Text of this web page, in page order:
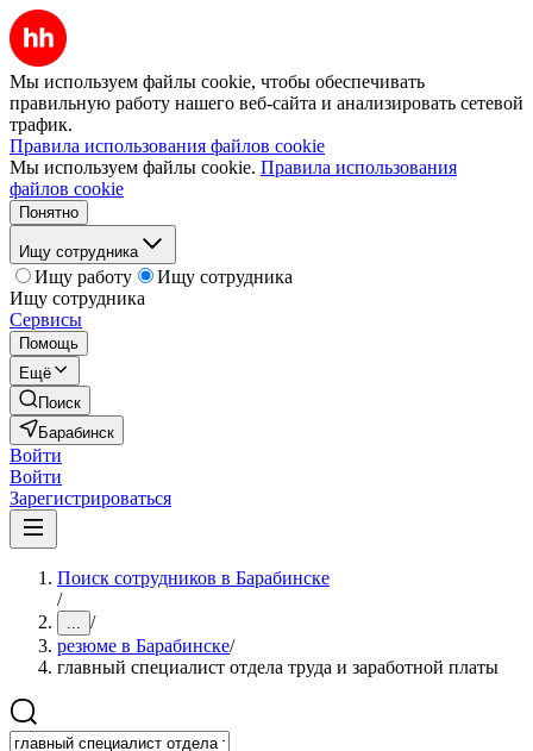
Мы используем файлы cookie, чтобы обеспечивать
правильную работу нашего веб-сайта и анализировать сетевой
трафик.
Правила использования файлов cookie
Мы используем файлы cookie. Правила использования
файлов cookie
Понятно
Ищу сотрудника
Ищу работу
Ищу сотрудника
Ищу сотрудника
Сервисы
Помощь
Ещё
Поиск
Барабинск
Войти
Войти
Зарегистрироваться
Поиск сотрудников в Барабинске
/
... /
резюме в Барабинске/
главный специалист отдела труда и заработной платы